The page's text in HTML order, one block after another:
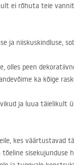
ei rõhuta teie
ja niiskuskindluse,
olles peen
ka kõige
ja luua täielikult
kes väärtustavad
sisekujunduse